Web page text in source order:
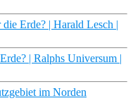
Erde? | Harald Lesch |
| Ralphs Universum |
im Norden